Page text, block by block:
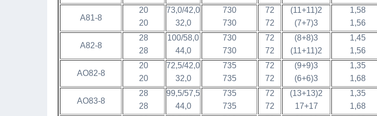
А81-8
20
20
73,0/42,0
32,0
730
730
72
72
(11+11)2
(7+7)3
1,58
1,56
А82-8
28
28
100/58,0
44,0
730
730
72
72
(8+8)3
(11+11)2
1,45
1,56
АО82-8
20
20
72,5/42,0
32,0
735
735
72
72
(9+9)3
(6+6)3
1,35
1,68
АО83-8
28
28
99,5/57,5
44,0
735
735
72
72
(13+13)2
17+17
1,35
1,68